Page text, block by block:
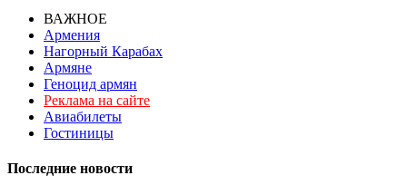
ВАЖНОЕ
Армения
Нагорный Карабах
Армяне
Геноцид армян
Реклама на сайте
Авиабилеты
Гостиницы
Последние новости